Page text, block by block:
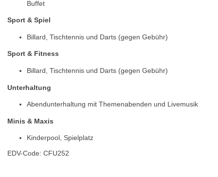
Buffet
Sport & Spiel
Billard, Tischtennis und Darts (gegen Gebühr)
Sport & Fitness
Billard, Tischtennis und Darts (gegen Gebühr)
Unterhaltung
Abendunterhaltung mit Themenabenden und Livemusik
Minis & Maxis
Kinderpool, Spielplatz
EDV-Code: CFU252